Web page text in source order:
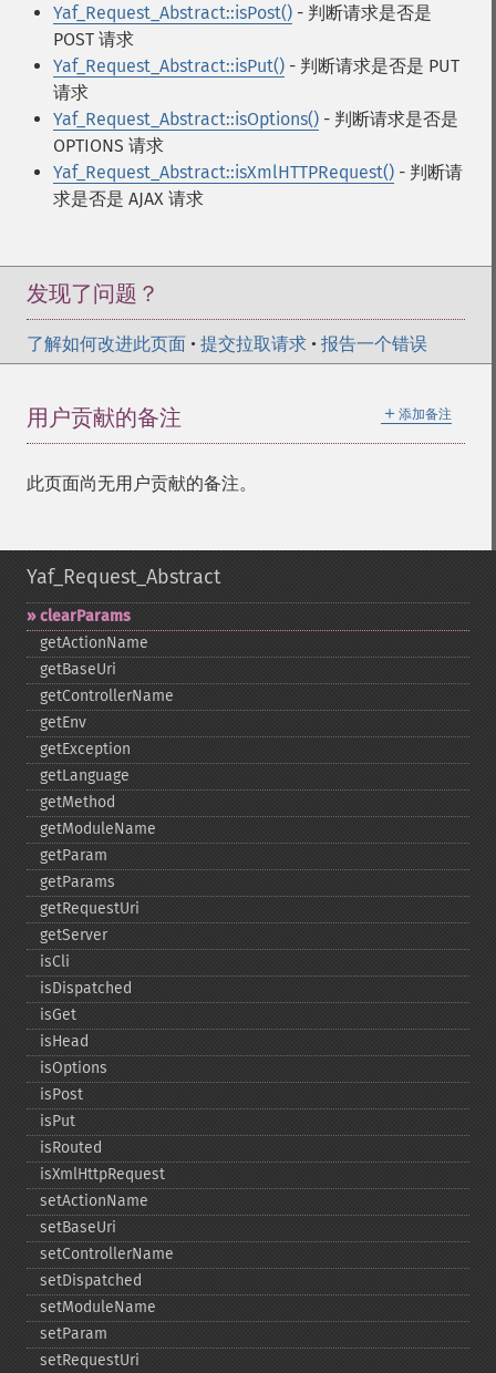
Yaf_Request_Abstract::isPost() - 判断请求是否是
POST 请求
Yaf_Request_Abstract::isPut() - 判断请求是否是 PUT
请求
Yaf_Request_Abstract::isOptions() - 判断请求是否是
OPTIONS 请求
Yaf_Request_Abstract::isXmlHTTPRequest() - 判断请
求是否是 AJAX 请求
发现了问题？
了解如何改进此页面 • 提交拉取请求 • 报告一个错误
＋ 添加备注
用户贡献的备注
此页面尚无用户贡献的备注。
Yaf_Request_Abstract
clearParams
getActionName
getBaseUri
getControllerName
getEnv
getException
getLanguage
getMethod
getModuleName
getParam
getParams
getRequestUri
getServer
isCli
isDispatched
isGet
isHead
isOptions
isPost
isPut
isRouted
isXmlHttpRequest
setActionName
setBaseUri
setControllerName
setDispatched
setModuleName
setParam
setRequestUri